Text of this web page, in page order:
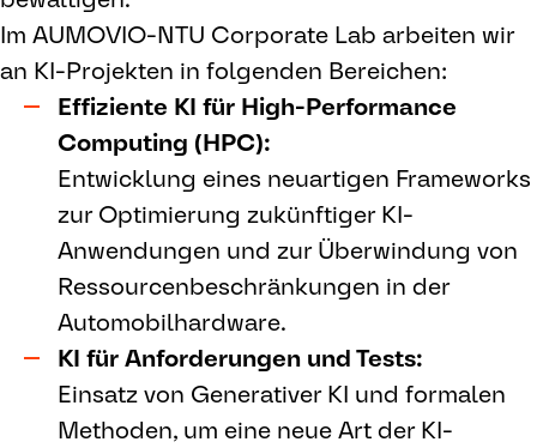
Im AUMOVIO-NTU Corporate Lab arbeiten wir
an KI-Projekten in folgenden Bereichen:
Effiziente KI für High-Performance
Computing (HPC):
Entwicklung eines neuartigen Frameworks
zur Optimierung zukünftiger KI-
Anwendungen und zur Überwindung von
Ressourcenbeschränkungen in der
Automobilhardware.
KI für Anforderungen und Tests:
Einsatz von Generativer KI und formalen
Methoden, um eine neue Art der KI-